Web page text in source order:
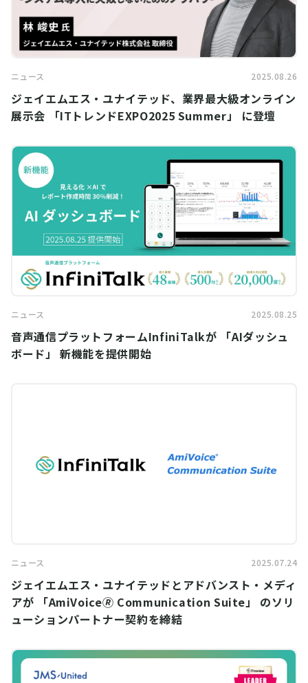
ニュース 2025.08.26
ジェイエムエス・ユナイテッド、業界最大級オンライン
展示会 「ITトレンドEXPO2025 Summer」 に登壇
ニュース 2025.08.25
音声通信プラットフォームInfiniTalkが 「AIダッシュ
ボード」 新機能を提供開始
ニュース 2025.07.24
ジェイエムエス・ユナイテッドとアドバンスト・メディ
アが 「AmiVoice🄬 Communication Suite」 のソリ
ューションパートナー契約を締結